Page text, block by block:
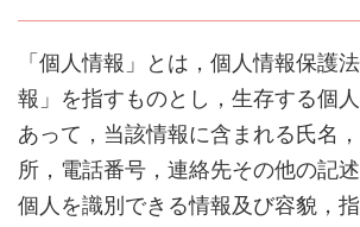
「個人情報」とは，個人情報保護
報」を指すものとし，生存する個
あって，当該情報に含まれる氏名
所，電話番号，連絡先その他の記
個人を識別できる情報及び容貌，